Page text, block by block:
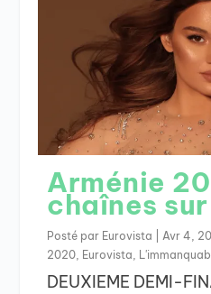
Arménie
chaînes
Posté par Eurovista |Avr 4,
2020, Eurovista,
DEUXIEME DEMI-